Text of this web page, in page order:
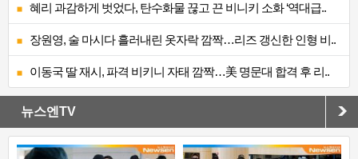
혜리 과감하게 벗었다, 탄수화물 끊고 끈 비니키 소화 ‘역대급..
장원영, 술 마시다 흘러내린 옷자락 깜짝…리즈 갱신한 인형 비..
이동국 딸 재시, 파격 비키니 자태 깜짝…美 명문대 합격 후 리..
뉴스엔TV